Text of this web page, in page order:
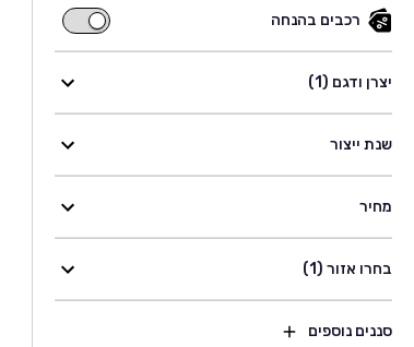
רכבים בהנחה
רכבים
בהנחה
יצרן ודגם (1)
שנת ייצור
מחיר
בחרו אזור (1)
סננים נוספים